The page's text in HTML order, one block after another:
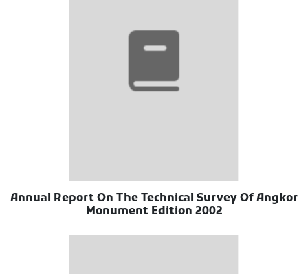
Annual Report On The Technical Survey Of Angkor
Monument Edition 2002